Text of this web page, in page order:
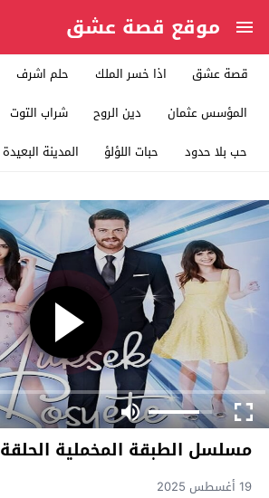
موقع قصة عشق
قصة عشق اذا خسر الملك حلم اشرف
المؤسس عثمان
دين الروح شراب التوت
حب بلا حدود
حبات اللؤلؤ المدينة البعيدة
مسلسل الطبقة المخملية الحلقة 8
19 أغسطس 2025